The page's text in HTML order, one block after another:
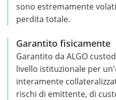
sono estremamente
perdita totale.
Garantito fisicamente
Garantito da ALGO
livello istituzionale per
interamente
rischi di emittente, di